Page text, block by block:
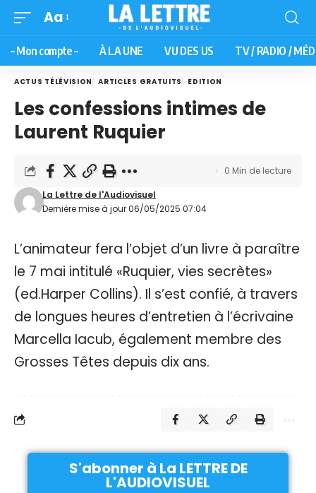
Aa
– Mon compte – À LA UNE VU DES US TV / RADIO /
ACTUS TÉLÉVISION ARTICLES GRATUITS EDITION
Les confessions intimes de
Laurent Ruquier
Dernière mise à jour 06/05/2025 07:04
La Lettre de l'Audiovisuel
0 Min de lecture
L’animateur fera l’objet d’un livre à paraître
le 7 mai intitulé «Ruquier, vies secrètes»
(ed.Harper Collins). Il s’est confié, à travers
de longues heures d’entretien à l’écrivaine
Marcella Iacub, également membre des
Grosses Têtes depuis dix ans.
S'abonner à La LETTRE DE
L'AUDIOVISUEL